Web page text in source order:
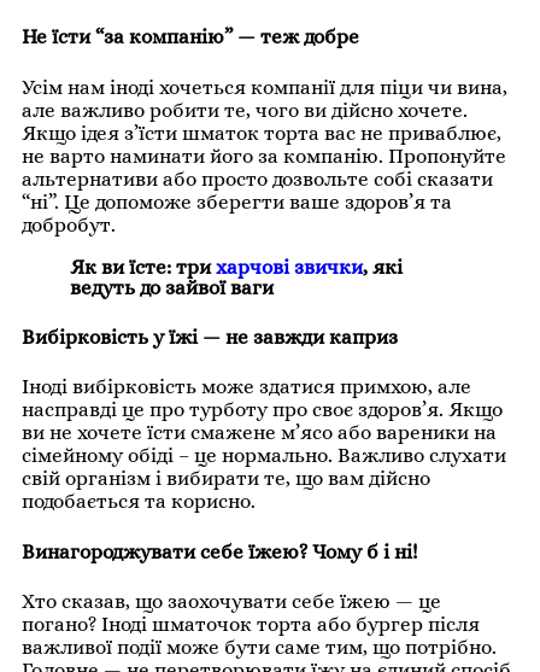
Не їсти “за компанію” — теж добре
Усім нам іноді хочеться компанії для піци чи вина,
але важливо робити те, чого ви дійсно хочете.
Якщо ідея з’їсти шматок торта вас не приваблює,
не варто наминати його за компанію. Пропонуйте
альтернативи або просто дозвольте собі сказати
“ні”. Це допоможе зберегти ваше здоров’я та
добробут.
Як ви їсте: трихарчові звички, які
ведуть до зайвої ваги
Вибірковість у їжі — не завжди каприз
Іноді вибірковість може здатися примхою, але
насправді це про турботу про своє здоров’я. Якщо
ви не хочете їсти смажене м’ясо або вареники на
сімейному обіді – це нормально. Важливо слухати
свій організм і вибирати те, що вам дійсно
подобається та корисно.
Винагороджувати себе їжею? Чому б і ні!
Хто сказав, що заохочувати себе їжею — це
погано? Іноді шматочок торта або бургер після
важливої події може бути саме тим, що потрібно.